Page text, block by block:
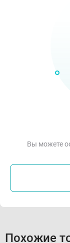
Вы можете
Похожие